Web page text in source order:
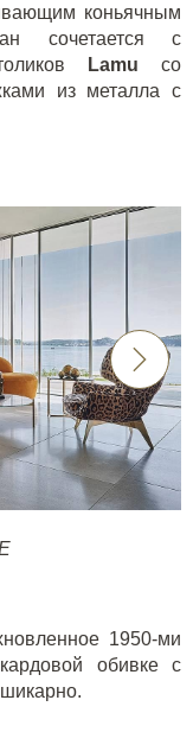
коньячным
сочетается с
Lamuсо
из металла с
1950-ми
обивке с